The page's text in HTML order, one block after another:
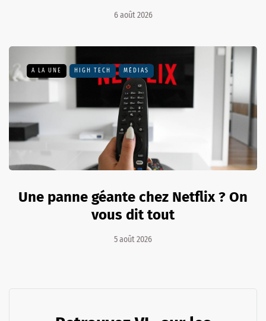
6 août 2026
A LA UNE HIGH TECH MÉDIAS
Une panne géante chez Netflix ? On
vous dit tout
5 août 2026